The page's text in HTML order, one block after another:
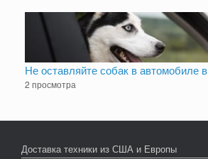
Не оставляйте собак в автомобиле
2 просмотра
Доставка техники из США и Европы